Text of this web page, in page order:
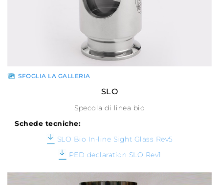
SFOGLIA LA GALLERIA
SLO
Specola di linea bio
Schede tecniche:
SLO Bio In-line Sight Glass Rev5
PED declaration SLO Rev1